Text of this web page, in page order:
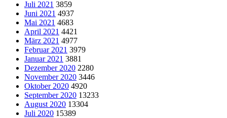
Juli 2021 3859
Juni 2021 4937
Mai 2021 4683
April 2021 4421
März 2021 4977
Februar 2021 3979
Januar 2021 3881
Dezember 2020 2280
November 2020 3446
Oktober 2020 4920
September 2020 13233
August 2020 13304
Juli 2020 15389